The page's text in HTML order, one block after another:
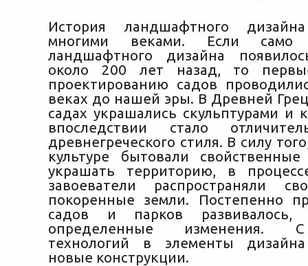
История ландшафтного дизайна
многими веками. Если само
ландшафтного дизайна
около 200 лет назад, то
проектированию садов
веках до нашей эры. В Древней
садах украшались скульптурами и
впоследствии стало
древнегреческого стиля. В силу
культуре бытовали
украшать территорию, в
завоеватели распространяли
покоренные земли. Постепенно
садов и парков развивалось,
определенные изменения.
технологий в элементы дизайна
новые конструкции.